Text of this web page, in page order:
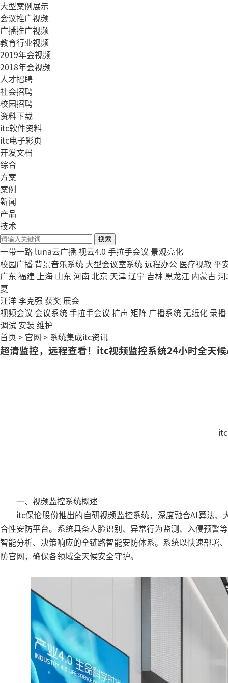
大型案例展示
会议推广视频
广播推广视频
教育行业视频
2019年会视频
2018年会视频
人才招聘
社会招聘
校园招聘
资料下载
itc软件资料
itc电子彩页
开发文档
综合
方案
案例
新闻
产品
技术
搜索
一带一路 luna云广播 视云4.0 手拉手会议 景观亮化
校园广播 背景音乐系统 大型会议室系统远程办公 医疗视教平
广东 福建 上海 山东 河南 北京 天津辽宁 吉林黑龙江 内蒙古
夏
汪洋李克强 获奖 展会
视频会议 会议系统手拉手会议 扩声 矩阵 广播系统无纸化 录播
调试 安装维护
首页 > 官网 > 系统集成
超清监控，远程查看！itc视频监控系统24小时全天
一、视频监控系统概述
itc保伦股份推出的自研视频监控系统，深度融合AI算法
合性安防平台。系统具备人脸识别、异常行为监测、入侵预警
智能分析、决策响应的全链路智能安防体系。系统以快速部署
防官网，确保各领域全天候安全守护。
itc资讯